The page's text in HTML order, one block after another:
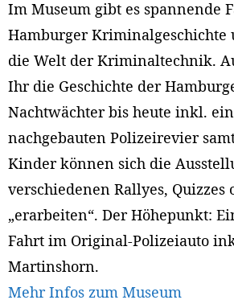
Im Museum gibt es spannende
Hamburger Kriminalgeschichte
die Welt der Kriminaltechnik.
Ihr die Geschichte der
Nachtwächter bis heute inkl.
nachgebauten Polizeirevier
Kinder können sich die
verschiedenen Rallyes, Quizzes
„erarbeiten“. Der Höhepunkt:
Fahrt im Original-Polizeiauto
Martinshorn.
Mehr Infos zum Museum